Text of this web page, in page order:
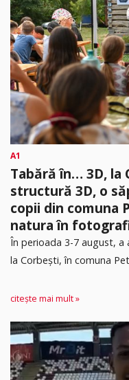
A1
Tabără în… 3D, la
structură 3D, o
copii din comuna
natura în
În perioada 3-7 august, a
la Corbești, în comuna
citește mai mult »